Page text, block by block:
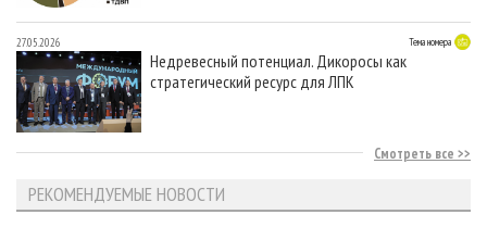
27.05.2026 Тема номера
Недревесный потенциал. Дикоросы как
стратегический ресурс для ЛПК
Смотреть все
РЕКОМЕНДУЕМЫЕ НОВОСТИ